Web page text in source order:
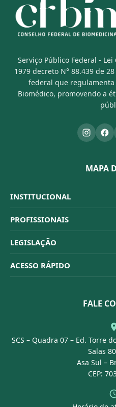
Serviço Público Federal -
1979 decreto N° 88.439 de
federal que regulamenta
Biomédico, promovendo a
MAPA
INSTITUCIONAL
Sistema CFBM
Quem Somos
Organograma
Conselheiros
PROFISSIONAIS
Habilitações
Código de Ética
Dúvidas Frequentes
LEGISLAÇÃO
Resoluções
ACESSO RÁPIDO
Portal Transparência
FALE
SCS – Quadra 07 – Ed. Torre
Salas
Asa Sul –
CEP: